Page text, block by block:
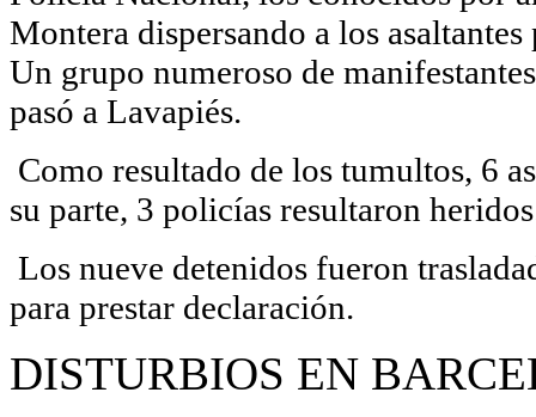
Montera dispersando a los
Un grupo numeroso de
pasó a Lavapiés.
Como resultado de los tumultos, 6
su parte, 3 policías resultaron
Los nueve detenidos fueron
para prestar declaración.
DISTURBIOS EN